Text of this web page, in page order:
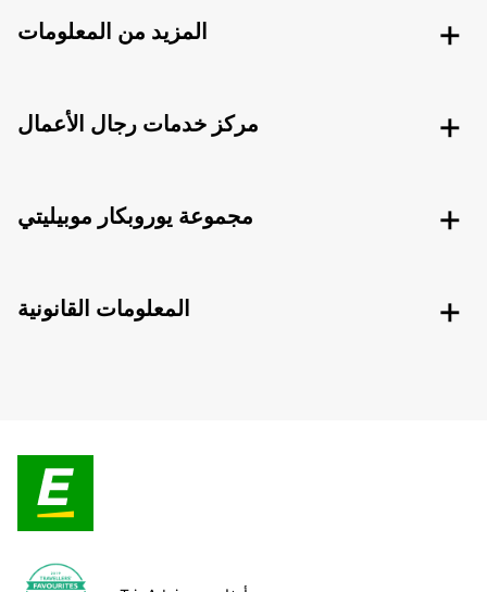
المزيد من المعلومات
مركز خدمات رجال الأعمال
مجموعة يوروبكار موبيليتي
المعلومات القانونية